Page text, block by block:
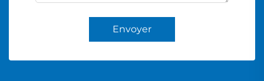
Envoyer